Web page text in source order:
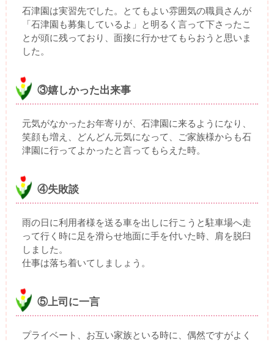
石津園は実習先でした。とてもよい雰囲気の職員さんが
「石津園も募集しているよ」と明るく言って下さったこ
とが頭に残っており、面接に行かせてもらおうと思いま
した。
③嬉しかった出来事
元気がなかったお年寄りが、石津園に来るようになり、
笑顔も増え、どんどん元気になって、ご家族様からも石
津園に行ってよかったと言ってもらえた時。
④失敗談
雨の日に利用者様を送る車を出しに行こうと駐車場へ走
って行く時に足を滑らせ地面に手を付いた時、肩を脱臼
しました。
仕事は落ち着いてしましょう。
⑤上司に一言
プライベート、お互い家族といる時に、偶然ですがよく